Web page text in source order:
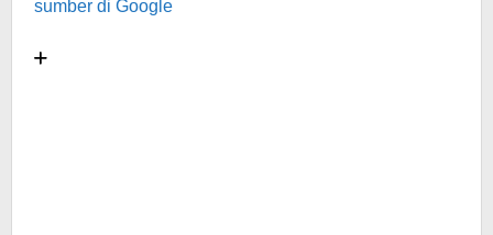
sumber di Google